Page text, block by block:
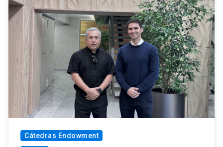
Cátedras Endowment